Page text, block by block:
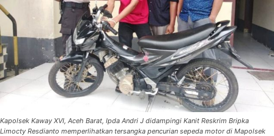
Kapolsek Kaway XVI, Aceh Barat, Ipda Andri J didampingi Kanit Reskrim Bripka
Limocty Resdianto memperlihatkan tersangka pencurian sepeda motor di Mapolsek